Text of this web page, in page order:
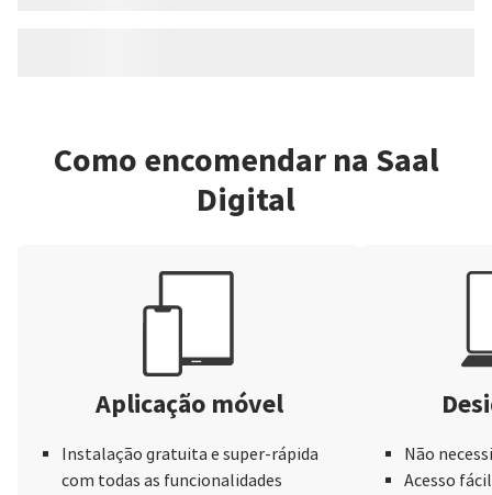
Como encomendar na Saal
Digital
Aplicação móvel
Instalação gratuita e super-rápida
com todas as funcionalidades
Não
Acesso